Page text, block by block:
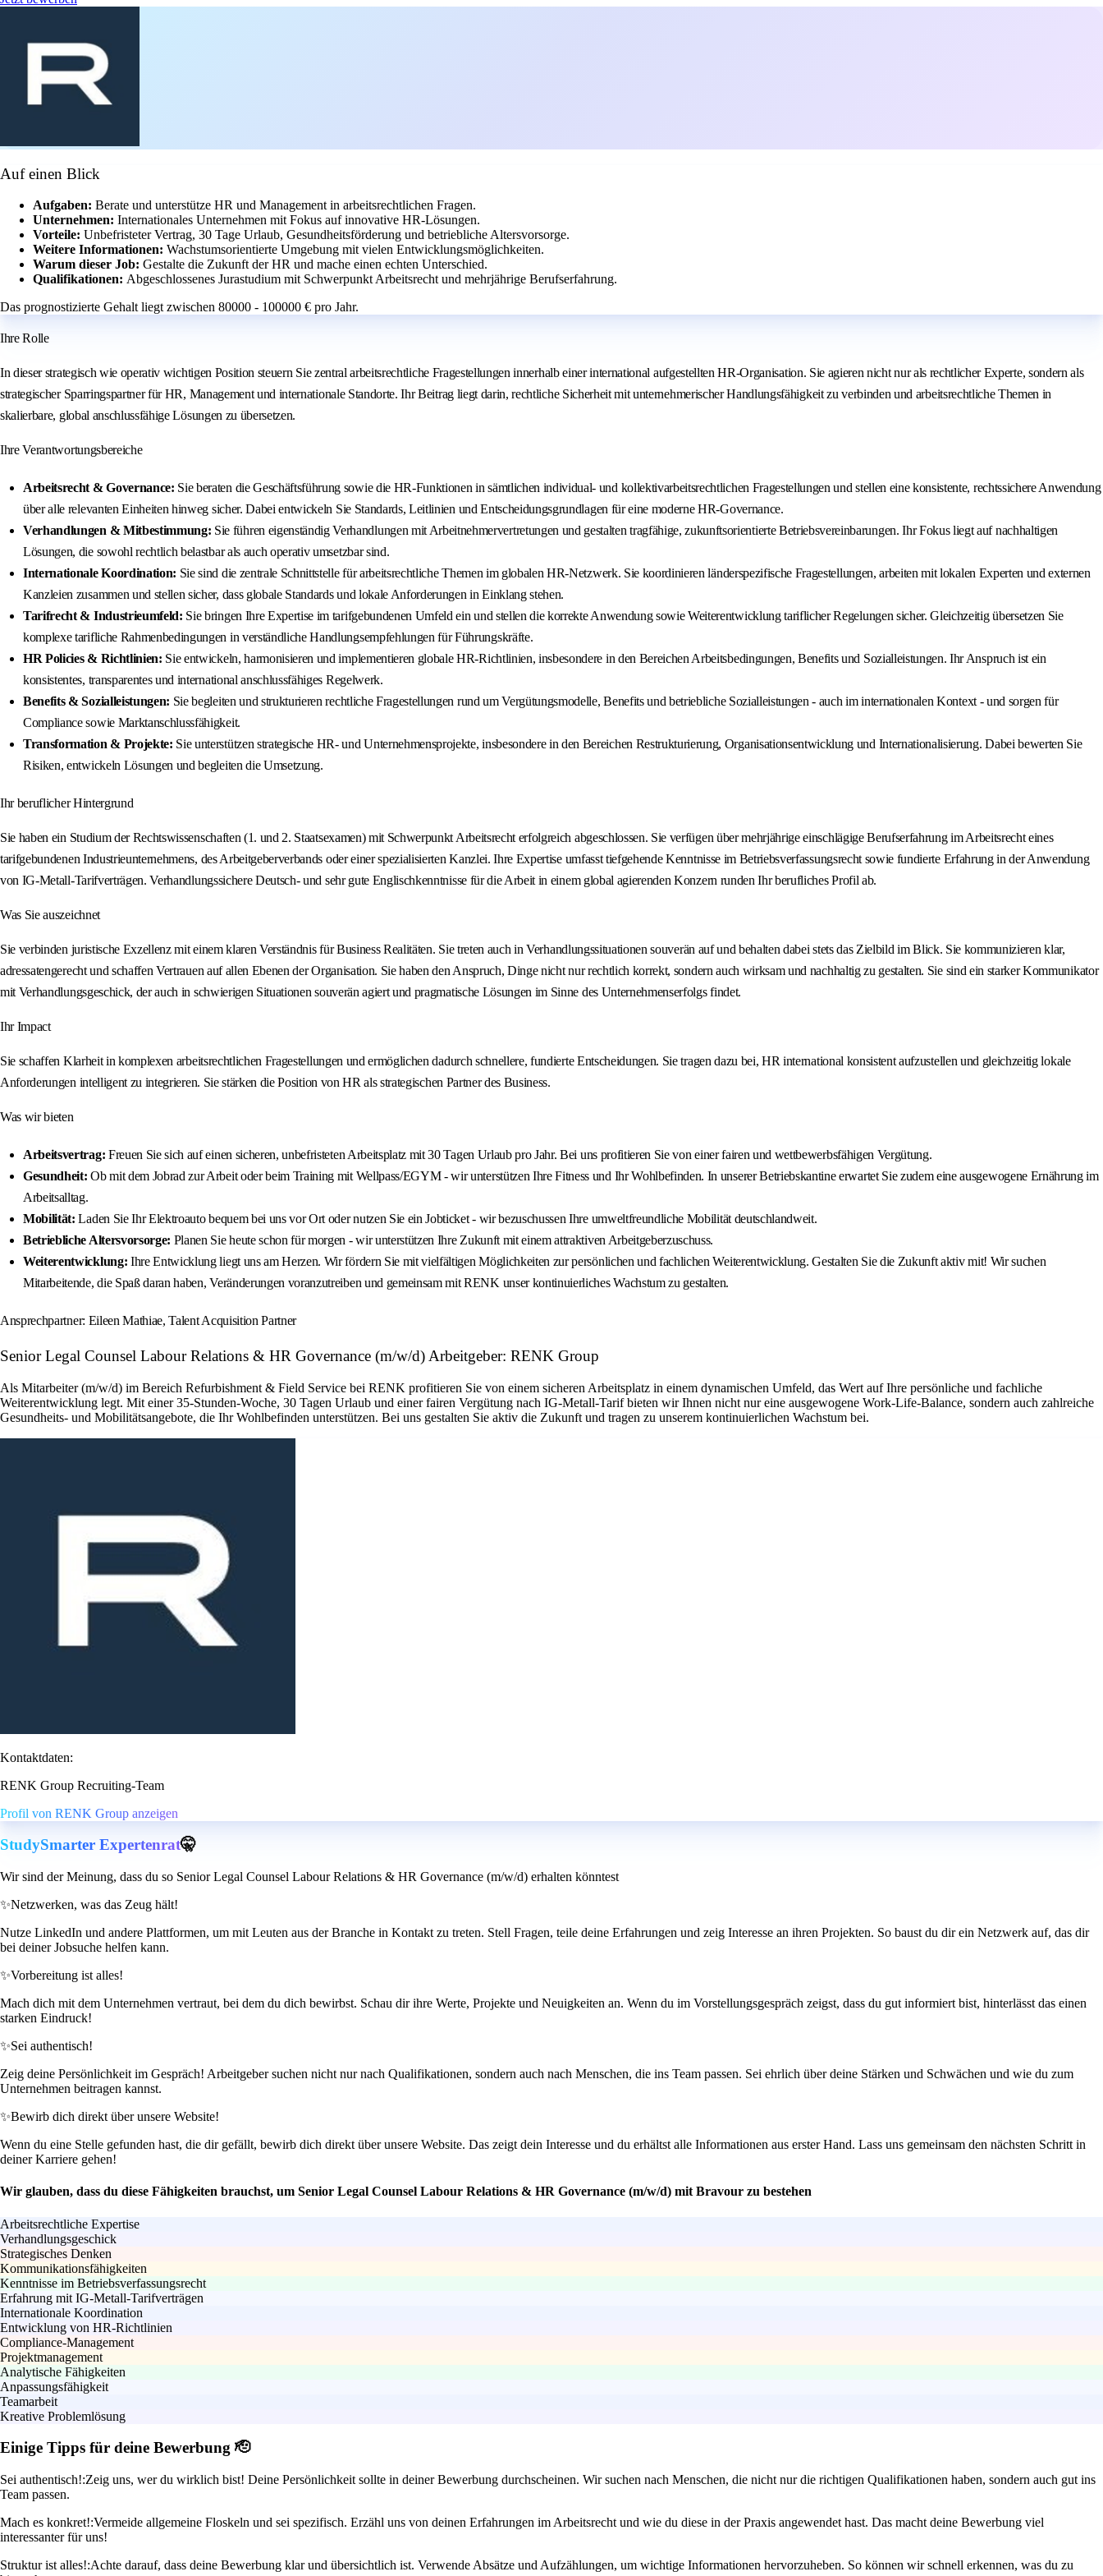
Auf einen Blick
Aufgaben: Berate und unterstütze HR und Management in arbeitsrechtlichen Fragen.
Unternehmen: Internationales Unternehmen mit Fokus auf innovative HR-Lösungen.
Vorteile: Unbefristeter Vertrag, 30 Tage Urlaub, Gesundheitsförderung und betriebliche Altersvorsorge.
Weitere Informationen: Wachstumsorientierte Umgebung mit vielen Entwicklungsmöglichkeiten.
Warum dieser Job: Gestalte die Zukunft der HR und mache einen echten Unterschied.
Qualifikationen: Abgeschlossenes Jurastudium mit Schwerpunkt Arbeitsrecht und mehrjährige Berufserfahrung.
Das prognostizierte Gehalt liegt zwischen 80000 - 100000 € pro Jahr.
Ihre Rolle
In dieser strategisch wie operativ wichtigen Position steuern Sie zentral arbeitsrechtliche Fragestellungen innerhalb einer international aufgestellten HR-Organisation. Sie agieren nicht nur als rechtlicher Experte, sondern als
strategischer Sparringspartner für HR, Management und internationale Standorte. Ihr Beitrag liegt darin, rechtliche Sicherheit mit unternehmerischer Handlungsfähigkeit zu verbinden und arbeitsrechtliche Themen in
skalierbare, global anschlussfähige Lösungen zu übersetzen.
Ihre Verantwortungsbereiche
Arbeitsrecht & Governance: Sie beraten die Geschäftsführung sowie die HR-Funktionen in sämtlichen individual- und kollektivarbeitsrechtlichen Fragestellungen und stellen eine konsistente, rechtssichere Anwendung
über alle relevanten Einheiten hinweg sicher. Dabei entwickeln Sie Standards, Leitlinien und Entscheidungsgrundlagen für eine moderne HR-Governance.
Verhandlungen & Mitbestimmung: Sie führen eigenständig Verhandlungen mit Arbeitnehmervertretungen und gestalten tragfähige, zukunftsorientierte Betriebsvereinbarungen. Ihr Fokus liegt auf nachhaltigen
Lösungen, die sowohl rechtlich belastbar als auch operativ umsetzbar sind.
Internationale Koordination: Sie sind die zentrale Schnittstelle für arbeitsrechtliche Themen im globalen HR-Netzwerk. Sie koordinieren länderspezifische Fragestellungen, arbeiten mit lokalen Experten und externen
Kanzleien zusammen und stellen sicher, dass globale Standards und lokale Anforderungen in Einklang stehen.
Tarifrecht & Industrieumfeld: Sie bringen Ihre Expertise im tarifgebundenen Umfeld ein und stellen die korrekte Anwendung sowie Weiterentwicklung tariflicher Regelungen sicher. Gleichzeitig übersetzen Sie
komplexe tarifliche Rahmenbedingungen in verständliche Handlungsempfehlungen für Führungskräfte.
HR Policies & Richtlinien: Sie entwickeln, harmonisieren und implementieren globale HR-Richtlinien, insbesondere in den Bereichen Arbeitsbedingungen, Benefits und Sozialleistungen. Ihr Anspruch ist ein
konsistentes, transparentes und international anschlussfähiges Regelwerk.
Benefits & Sozialleistungen: Sie begleiten und strukturieren rechtliche Fragestellungen rund um Vergütungsmodelle, Benefits und betriebliche Sozialleistungen - auch im internationalen Kontext - und sorgen für
Compliance sowie Marktanschlussfähigkeit.
Transformation & Projekte: Sie unterstützen strategische HR- und Unternehmensprojekte, insbesondere in den Bereichen Restrukturierung, Organisationsentwicklung und Internationalisierung. Dabei bewerten Sie
Risiken, entwickeln Lösungen und begleiten die Umsetzung.
Ihr beruflicher Hintergrund
Sie haben ein Studium der Rechtswissenschaften (1. und 2. Staatsexamen) mit Schwerpunkt Arbeitsrecht erfolgreich abgeschlossen. Sie verfügen über mehrjährige einschlägige Berufserfahrung im Arbeitsrecht eines
tarifgebundenen Industrieunternehmens, des Arbeitgeberverbands oder einer spezialisierten Kanzlei. Ihre Expertise umfasst tiefgehende Kenntnisse im Betriebsverfassungsrecht sowie fundierte Erfahrung in der Anwendung
von IG-Metall-Tarifverträgen. Verhandlungssichere Deutsch- und sehr gute Englischkenntnisse für die Arbeit in einem global agierenden Konzern runden Ihr berufliches Profil ab.
Was Sie auszeichnet
Sie verbinden juristische Exzellenz mit einem klaren Verständnis für Business Realitäten. Sie treten auch in Verhandlungssituationen souverän auf und behalten dabei stets das Zielbild im Blick. Sie kommunizieren klar,
adressatengerecht und schaffen Vertrauen auf allen Ebenen der Organisation. Sie haben den Anspruch, Dinge nicht nur rechtlich korrekt, sondern auch wirksam und nachhaltig zu gestalten. Sie sind ein starker Kommunikator
mit Verhandlungsgeschick, der auch in schwierigen Situationen souverän agiert und pragmatische Lösungen im Sinne des Unternehmenserfolgs findet.
Ihr Impact
Sie schaffen Klarheit in komplexen arbeitsrechtlichen Fragestellungen und ermöglichen dadurch schnellere, fundierte Entscheidungen. Sie tragen dazu bei, HR international konsistent aufzustellen und gleichzeitig lokale
Anforderungen intelligent zu integrieren. Sie stärken die Position von HR als strategischen Partner des Business.
Was wir bieten
Arbeitsvertrag: Freuen Sie sich auf einen sicheren, unbefristeten Arbeitsplatz mit 30 Tagen Urlaub pro Jahr. Bei uns profitieren Sie von einer fairen und wettbewerbsfähigen Vergütung.
Gesundheit: Ob mit dem Jobrad zur Arbeit oder beim Training mit Wellpass/EGYM - wir unterstützen Ihre Fitness und Ihr Wohlbefinden. In unserer Betriebskantine erwartet Sie zudem eine ausgewogene Ernährung im
Arbeitsalltag.
Mobilität: Laden Sie Ihr Elektroauto bequem bei uns vor Ort oder nutzen Sie ein Jobticket - wir bezuschussen Ihre umweltfreundliche Mobilität deutschlandweit.
Betriebliche Altersvorsorge: Planen Sie heute schon für morgen - wir unterstützen Ihre Zukunft mit einem attraktiven Arbeitgeberzuschuss.
Weiterentwicklung: Ihre Entwicklung liegt uns am Herzen. Wir fördern Sie mit vielfältigen Möglichkeiten zur persönlichen und fachlichen Weiterentwicklung. Gestalten Sie die Zukunft aktiv mit! Wir suchen
Mitarbeitende, die Spaß daran haben, Veränderungen voranzutreiben und gemeinsam mit RENK unser kontinuierliches Wachstum zu gestalten.
Ansprechpartner: Eileen Mathiae, Talent Acquisition Partner
Senior Legal Counsel Labour Relations & HR Governance (m/w/d) Arbeitgeber: RENK Group
Als Mitarbeiter (m/w/d) im Bereich Refurbishment & Field Service bei RENK profitieren Sie von einem sicheren Arbeitsplatz in einem dynamischen Umfeld, das Wert auf Ihre persönliche und fachliche
Weiterentwicklung legt. Mit einer 35-Stunden-Woche, 30 Tagen Urlaub und einer fairen Vergütung nach IG-Metall-Tarif bieten wir Ihnen nicht nur eine ausgewogene Work-Life-Balance, sondern auch zahlreiche
Gesundheits- und Mobilitätsangebote, die Ihr Wohlbefinden unterstützen. Bei uns gestalten Sie aktiv die Zukunft und tragen zu unserem kontinuierlichen Wachstum bei.
Kontaktdaten:
RENK Group Recruiting-Team
Profil von RENK Group anzeigen
StudySmarter Expertenrat🤫
Wir sind der Meinung, dass du so Senior Legal Counsel Labour Relations & HR Governance (m/w/d) erhalten könntest
✨Netzwerken, was das Zeug hält!
Nutze LinkedIn und andere Plattformen, um mit Leuten aus der Branche in Kontakt zu treten. Stell Fragen, teile deine Erfahrungen und zeig Interesse an ihren Projekten. So baust du dir ein Netzwerk auf, das dir
bei deiner Jobsuche helfen kann.
✨Vorbereitung ist alles!
Mach dich mit dem Unternehmen vertraut, bei dem du dich bewirbst. Schau dir ihre Werte, Projekte und Neuigkeiten an. Wenn du im Vorstellungsgespräch zeigst, dass du gut informiert bist, hinterlässt das einen
starken Eindruck!
✨Sei authentisch!
Zeig deine Persönlichkeit im Gespräch! Arbeitgeber suchen nicht nur nach Qualifikationen, sondern auch nach Menschen, die ins Team passen. Sei ehrlich über deine Stärken und Schwächen und wie du zum
Unternehmen beitragen kannst.
✨Bewirb dich direkt über unsere Website!
Wenn du eine Stelle gefunden hast, die dir gefällt, bewirb dich direkt über unsere Website. Das zeigt dein Interesse und du erhältst alle Informationen aus erster Hand. Lass uns gemeinsam den nächsten Schritt in
deiner Karriere gehen!
Wir glauben, dass du diese Fähigkeiten brauchst, um Senior Legal Counsel Labour Relations & HR Governance (m/w/d) mit Bravour zu bestehen
Arbeitsrechtliche Expertise
Verhandlungsgeschick
Strategisches Denken
Kommunikationsfähigkeiten
Kenntnisse im Betriebsverfassungsrecht
Erfahrung mit IG-Metall-Tarifverträgen
Internationale Koordination
Entwicklung von HR-Richtlinien
Compliance-Management
Projektmanagement
Analytische Fähigkeiten
Anpassungsfähigkeit
Teamarbeit
Kreative Problemlösung
Einige Tipps für deine Bewerbung 🫡
Sei authentisch!:Zeig uns, wer du wirklich bist! Deine Persönlichkeit sollte in deiner Bewerbung durchscheinen. Wir suchen nach Menschen, die nicht nur die richtigen Qualifikationen haben, sondern auch gut ins
Team passen.
Mach es konkret!:Vermeide allgemeine Floskeln und sei spezifisch. Erzähl uns von deinen Erfahrungen im Arbeitsrecht und wie du diese in der Praxis angewendet hast. Das macht deine Bewerbung viel
interessanter für uns!
Struktur ist alles!:Achte darauf, dass deine Bewerbung klar und übersichtlich ist. Verwende Absätze und Aufzählungen, um wichtige Informationen hervorzuheben. So können wir schnell erkennen, was du zu